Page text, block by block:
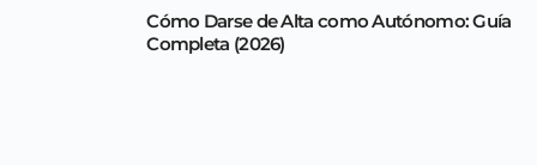
Cómo Darse de Alta como Autónomo: Guía
Completa (2026)